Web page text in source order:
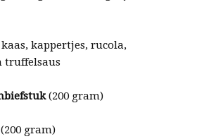
kappertjes, rucola,
truffelsaus
(200 gram)
gram)